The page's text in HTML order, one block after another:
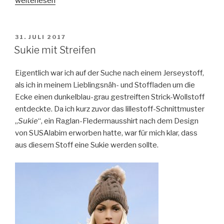
den
Herbst“
VERÖFFENTLICHT
AM
31. JULI 2017
Sukie mit Streifen
Eigentlich war ich auf der Suche nach einem Jerseystoff,
als ich in meinem Lieblingsnäh- und Stoffladen um die
Ecke einen dunkelblau-grau gestreiften Strick-Wollstoff
entdeckte. Da ich kurz zuvor das lillestoff-Schnittmuster
„Sukie“, ein Raglan-Fledermausshirt nach dem Design
von SUSAlabim erworben hatte, war für mich klar, dass
aus diesem Stoff eine Sukie werden sollte.